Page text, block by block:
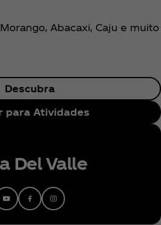
Abacaxi, Caju e muito
Descubra
para Atividades
Del Valle